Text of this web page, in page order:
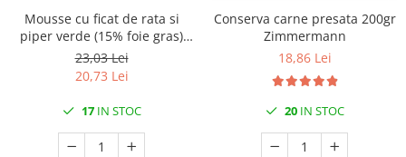
Mousse cu ficat de rata si
piper verde (15% foie gras)
95gr Selectos de Castilla
23,03 Lei
20,73 Lei
17IN STOC
Conserva carne presata 200gr
Zimmermann
18,86 Lei
20IN STOC